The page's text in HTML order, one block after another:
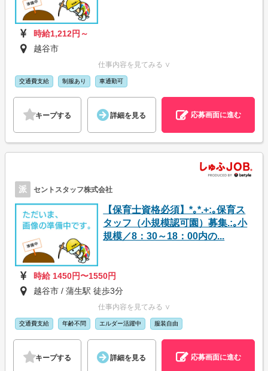
時給1,212円～
越谷市
仕事内容を見てみる ∨
交通費支給 制服あり 車通勤可
キープする 詳細を見る 応募画面に進む
派 セントスタッフ株式会社
【保育士資格必須】*｡*.+:｡保育ス
タッフ（小規模認可園）募集.:｡小
規模／8：30～18：00内の...
時給 1450円〜1550円
越谷市 / 蒲生駅 徒歩3分
仕事内容を見てみる ∨
交通費支給 年齢不問 エルダー活躍中 服装自由
キープする 詳細を見る 応募画面に進む